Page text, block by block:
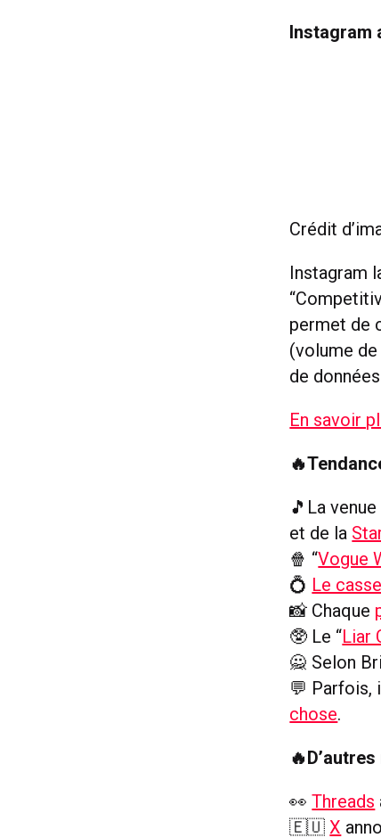
Instagram
Crédit
Instagram
permet de
(volume
de
En savoir
🎵La
et de la
🍿 “Vogue
💍 Le
📸 Chaque
🥸 Le “Liar
🙅 Selon
💬 Parfois,
chose.
👀Threads
🇪🇺 X